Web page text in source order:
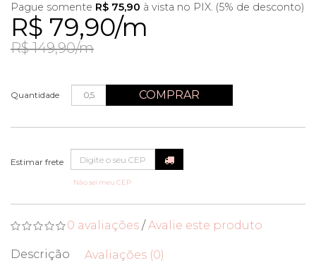
R$ 79,90/m
R$ 149,90/m
Pague somente R$ 75,90 à vista no PIX. (5% de desconto)
Quantidade COMPRAR
Não sei meu CEP
0 avaliações /Avalie este produto
Descrição Avaliações (0)